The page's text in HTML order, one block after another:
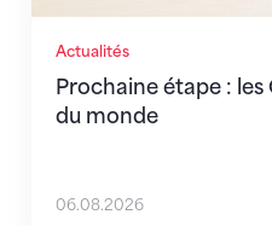
Actualités
Prochaine étape :
du monde
06.08.2026